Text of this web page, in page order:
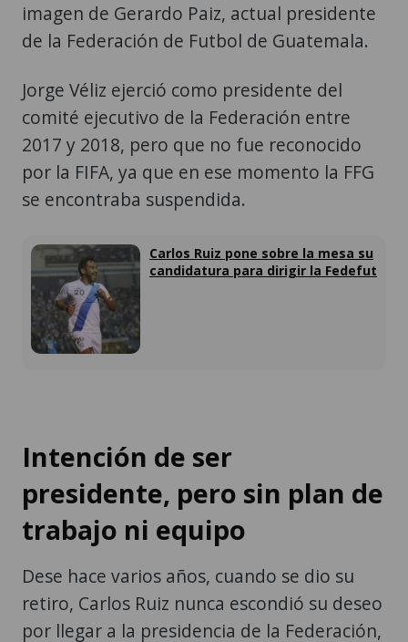
imagen de Gerardo Paiz, actual presidente
de la Federación de Futbol de Guatemala.
Jorge Véliz ejerció como presidente del
comité ejecutivo de la Federación entre
2017 y 2018, pero que no fue reconocido
por la FIFA, ya que en ese momento la FFG
se encontraba suspendida.
Carlos Ruiz pone sobre la mesa su
candidatura para dirigir la Fedefut
Intención de ser
presidente, pero sin plan de
trabajo ni equipo
Dese hace varios años, cuando se dio su
retiro, Carlos Ruiz nunca escondió su deseo
por llegar a la presidencia de la Federación,